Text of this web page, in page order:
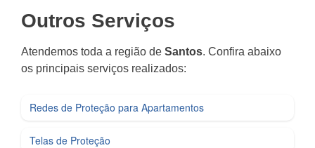
Outros Serviços
Atendemos toda a região de Santos. Confira abaixo
os principais serviços realizados:
Redes de Proteção para Apartamentos
Telas de Proteção